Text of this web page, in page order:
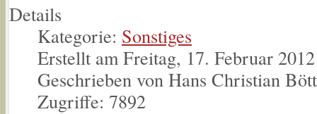
Details
Kategorie: Sonstiges
Erstellt am Freitag, 17. Februar
Geschrieben von Hans Christian
Zugriffe: 7892